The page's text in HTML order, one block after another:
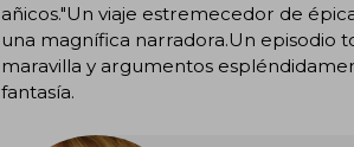
añicos."Un viaje estremecedor de
una magnífica narradora.Un episodio
maravilla y argumentos
fantasía.